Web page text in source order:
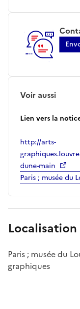
Voir aussi
Lien vers la
http://arts-
dune-main
Paris ; musée du
Localisation
Paris ; musée du
graphiques